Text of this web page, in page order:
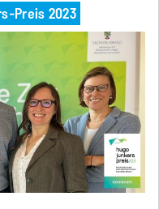
Preis 2023